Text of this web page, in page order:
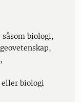
biologi,
eller biologi